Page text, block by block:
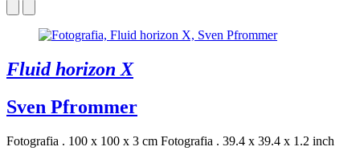
Fluid horizon X
Sven Pfrommer
Fotografia . 100 x 100 x 3 cm Fotografia . 39.4 x 39.4 x 1.2 inch